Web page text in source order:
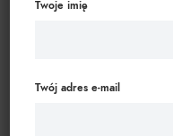
27,00
Twój adres e-mail